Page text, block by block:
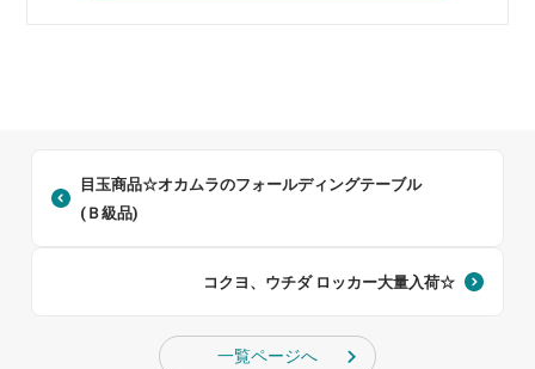
目玉商品☆オカムラのフォールディングテーブル
(Ｂ級品)
コクヨ、ウチダ ロッカー大量入荷☆
一覧ページへ